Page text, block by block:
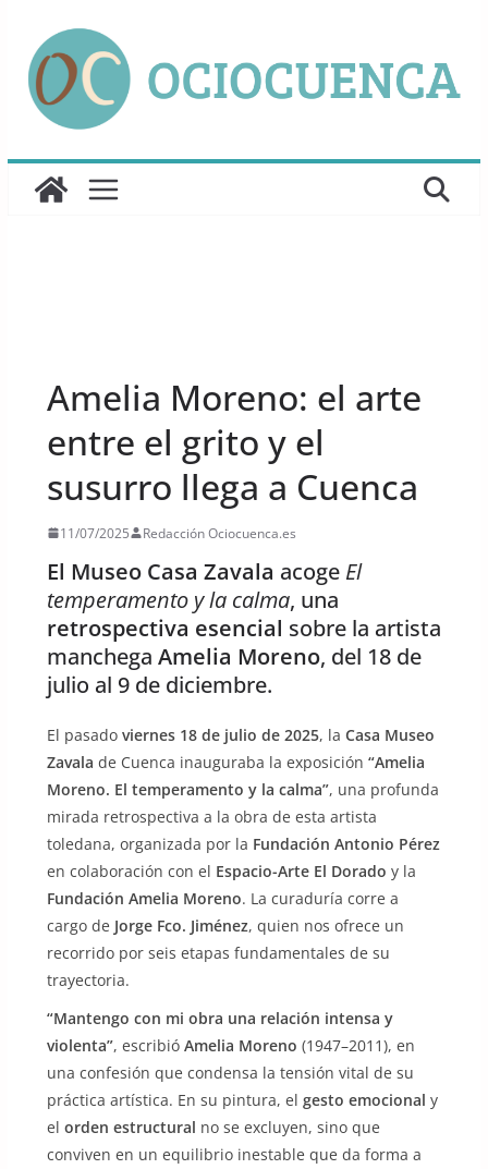
contenido
Amelia Moreno: el arte
entre el grito y el
susurro llega a Cuenca
11/07/2025 Redacción Ociocuenca.es
El Museo Casa Zavala acoge El
temperamento y la calma, una
retrospectiva esencial sobre la artista
manchega Amelia Moreno, del 18 de
julio al 9 de diciembre.
El pasado viernes 18 de julio de 2025, la Casa Museo
Zavala de Cuenca inauguraba la exposición “Amelia
Moreno. El temperamento y la calma”, una profunda
mirada retrospectiva a la obra de esta artista
toledana, organizada por la Fundación Antonio Pérez
en colaboración con el Espacio-Arte El Dorado y la
Fundación Amelia Moreno. La curaduría corre a
cargo de Jorge Fco. Jiménez, quien nos ofrece un
recorrido por seis etapas fundamentales de su
trayectoria.
“Mantengo con mi obra una relación intensa y
violenta”, escribió Amelia Moreno (1947–2011), en
una confesión que condensa la tensión vital de su
práctica artística. En su pintura, el gesto emocional y
el orden estructural no se excluyen, sino que
conviven en un equilibrio inestable que da forma a